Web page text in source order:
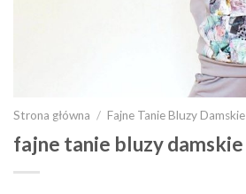
Strona główna / Fajne Tanie Bluzy Damskie
fajne tanie bluzy damskie